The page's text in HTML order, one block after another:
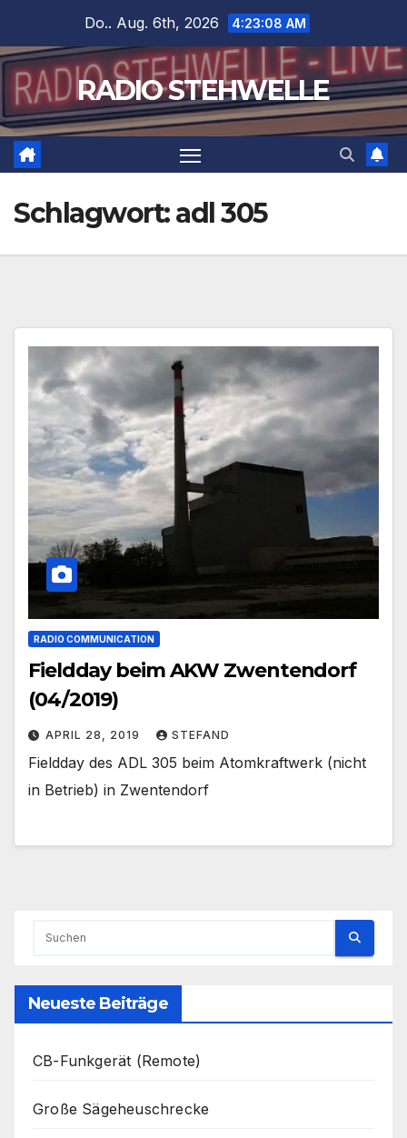
springen
Do.. Aug. 6th, 2026 4:23:09 AM
RADIO STEHWELLE
Schlagwort:adl 305
RADIO COMMUNICATION
Fieldday beim AKW Zwentendorf
(04/2019)
APRIL 28, 2019 STEFAND
Fieldday des ADL 305 beim Atomkraftwerk (nicht
in Betrieb) in Zwentendorf
Neueste Beiträge
CB-Funkgerät (Remote)
Große Sägeheuschrecke